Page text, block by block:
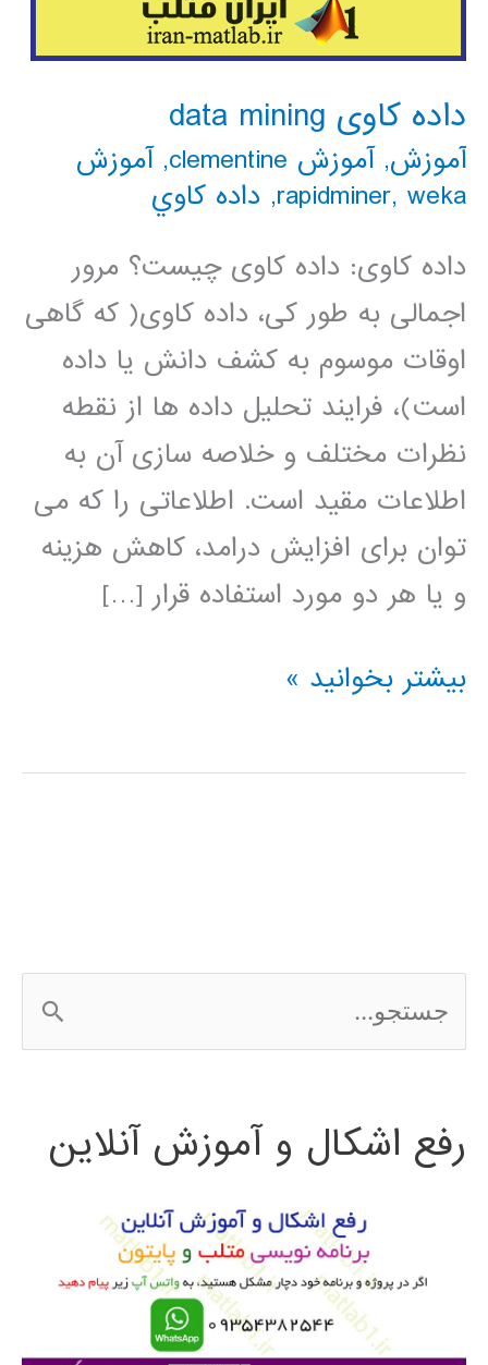
داده کاوی data mining
آموزش,آموزش clementine ,آموزش
rapidminer, weka
, داده كاوي
داده کاوی: داده کاوی چیست؟ مرور
اجمالی به طور کی، داده کاوی( که گاهی
اوقات موسوم به کشف دانش یا داده
است)، فرایند تحلیل داده ها از نقطه
نظرات مختلف و خلاصه سازی آن به
اطلاعات مقید است. اطلاعاتی را که می
توان برای افزایش درامد، کاهش هزینه
و یا هر دو مورد استفاده قرار […]
داده
data
بیشتر بخوانید »
س
ج
رفع اشکال و آموزش آنلاین